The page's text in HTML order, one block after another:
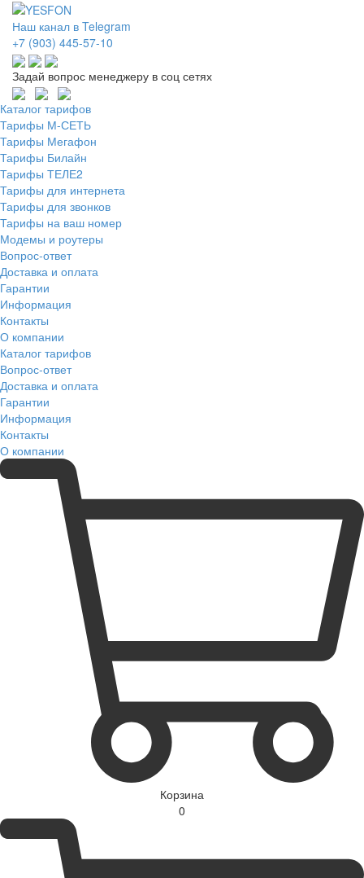
Наш канал в Telegram
+7 (903) 445-57-10
Задай вопрос менеджеру в соц сетях
Каталог тарифов
Тарифы М-СЕТЬ
Тарифы Мегафон
Тарифы Билайн
Тарифы ТЕЛЕ2
Тарифы для интернета
Тарифы для звонков
Тарифы на ваш номер
Модемы и роутеры
Вопрос-ответ
Доставка и оплата
Гарантии
Информация
Контакты
О компании
Каталог тарифов
Вопрос-ответ
Доставка и оплата
Гарантии
Информация
Контакты
О компании
Корзина
0